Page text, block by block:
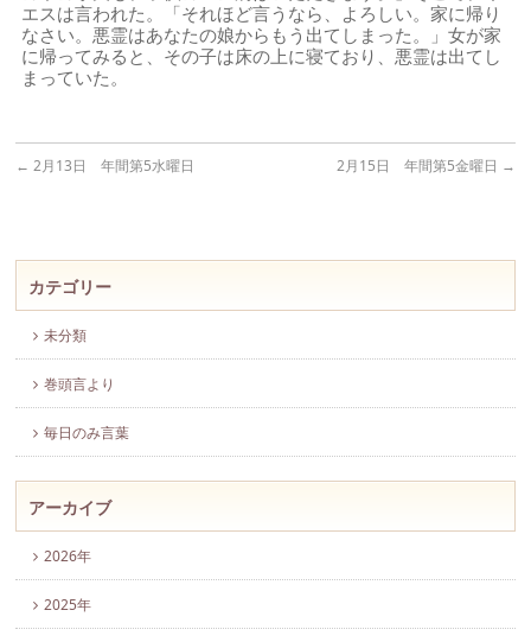
エスは言われた。「それほど言うなら、よろしい。家に帰り
なさい。悪霊はあなたの娘からもう出てしまった。」女が家
に帰ってみると、その子は床の上に寝ており、悪霊は出てし
まっていた。
← 2月13日 年間第5水曜日 2月15日 年間第5金曜日 →
カテゴリー
未分類
巻頭言より
毎日のみ言葉
アーカイブ
2026年
2025年